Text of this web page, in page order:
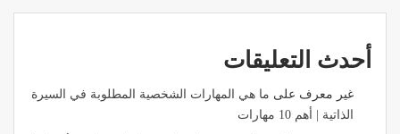
أحدث التعليقات
غير معرف على ما هي المهارات الشخصية المطلوبة في السيرة
الذاتية | أهم 10 مهارات